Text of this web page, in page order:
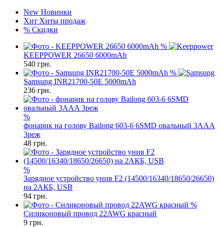
New Новинки
Хит Хиты продаж
% Скидки
%
KEEPPOWER 26650 6000mAh
540 грн.
%
Samsung INR21700-50E 5000mAh
236 грн.
%
фонарик на голову Bailong 603-6 6SMD овальный 3AAA
3реж
48 грн.
%
Зарядное устройство унив F2 (14500/16340/18650/26650)
на 2АКБ, USB
94 грн.
%
Силиконовый провод 22AWG красный
9 грн.